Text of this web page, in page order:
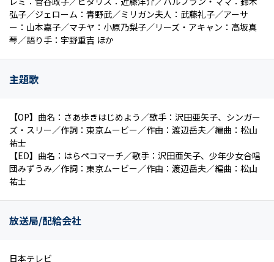
弘子／ジェローム：青野武／ミリガン夫人：武藤礼子／アーサ
ー：山本嘉子／マチヤ：小原乃梨子／リーズ・アキャン：高坂真
琴／語り手：宇野重吉 ほか
主題歌
【OP】曲名：さあ歩きはじめよう／歌手：沢田亜矢子、シンガー
ズ・スリー／作詞：東京ムービー／作曲：渡辺岳夫／編曲：松山
祐士
【ED】曲名：はらペコマーチ／歌手：沢田亜矢子、少年少女合唱
団みずうみ／作詞：東京ムービー／作曲：渡辺岳夫／編曲：松山
祐士
放送局/配給会社
日本テレビ